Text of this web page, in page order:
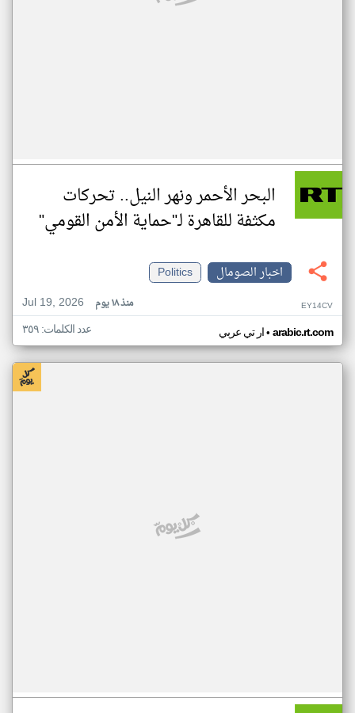
البحر الأحمر ونهر النيل.. تحركات
مكثفة للقاهرة لـ"حماية الأمن القومي"
اخبار الصومال
Politics
Jul 19, 2026
منذ ١٨ يوم EY14CV
ار تي عربي• arabic.rt.com عدد الكلمات: ٣٥٩